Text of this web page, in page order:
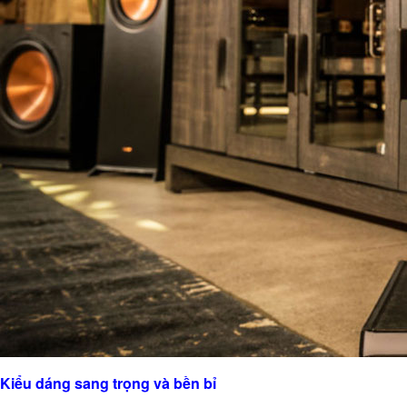
Kiểu dáng sang trọng và bền bỉ